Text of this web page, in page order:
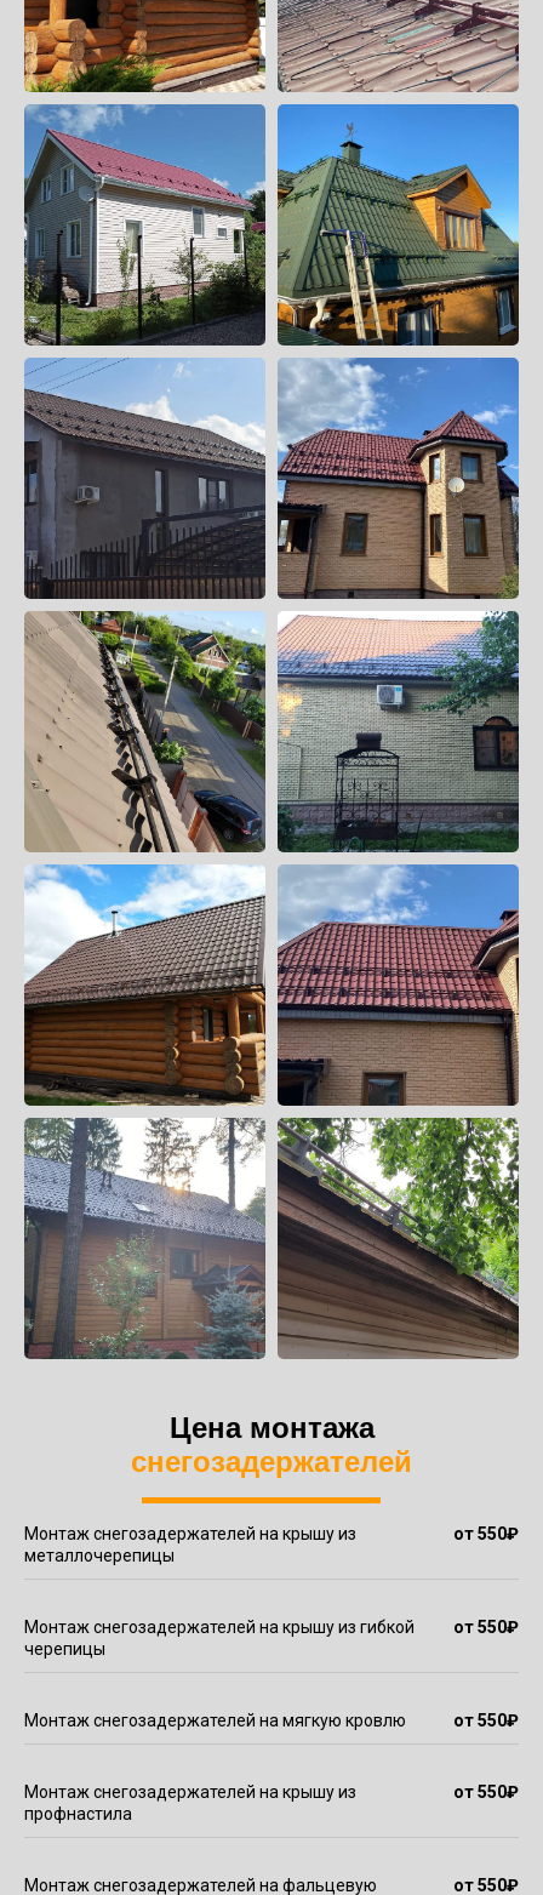
Цена монтажа
снегозадержателей
Монтаж снегозадержателей на крышу из
металлочерепицы
от 550₽
Монтаж снегозадержателей на крышу из гибкой
черепицы
от 550₽
Монтаж снегозадержателей на мягкую кровлю от 550₽
Монтаж снегозадержателей на крышу из
профнастила
от 550₽
Монтаж снегозадержателей на фальцевую от 550₽